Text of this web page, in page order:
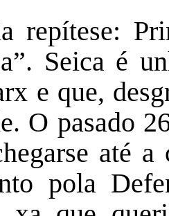
repítese:
Seica é
e que,
O pasado
até
pola